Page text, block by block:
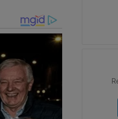
condutas em
técnicos
Mário Pinotti,